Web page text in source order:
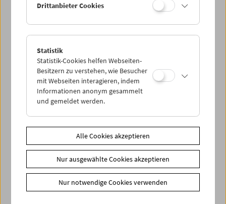
PROGRAMM ÜBERBLICK
Share on
Drittanbieter Cookies
Statistik
Statistik-Cookies helfen Webseiten-
Besitzern zu verstehen, wie Besucher
mit Webseiten interagieren, indem
Informationen anonym gesammelt
und gemeldet werden.
Alle Cookies akzeptieren
Nur ausgewählte Cookies akzeptieren
Nur notwendige Cookies verwenden